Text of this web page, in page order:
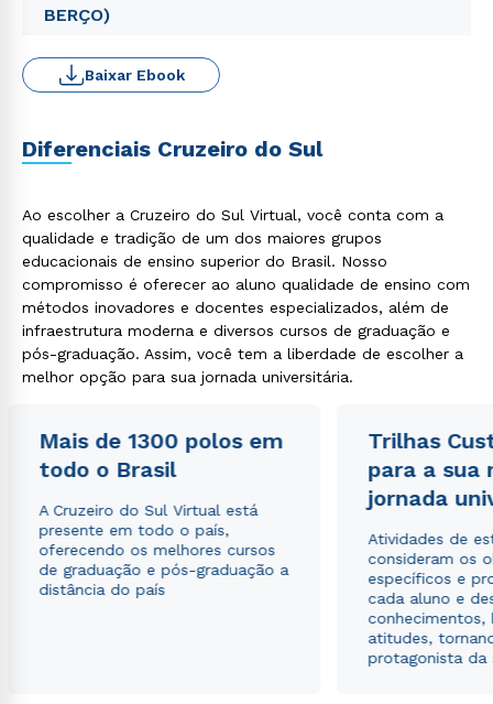
BERÇO)
Baixar Ebook
Diferenciais Cruzeiro do Sul
Ao escolher a Cruzeiro do Sul Virtual, você conta com a
qualidade e tradição de um dos maiores grupos
educacionais de ensino superior do Brasil. Nosso
compromisso é oferecer ao aluno qualidade de ensino com
métodos inovadores e docentes especializados, além de
infraestrutura moderna e diversos cursos de graduação e
pós-graduação. Assim, você tem a liberdade de escolher a
melhor opção para sua jornada universitária.
Mais de 1300 polos em
todo o Brasil
A Cruzeiro do Sul Virtual está
presente em todo o país,
oferecendo os melhores cursos
de graduação e pós-graduação a
distância do país
Trilhas
para a sua
jornada
Atividades de
consideram os
específicos e
cada aluno e
conhecimentos,
atitudes,
protagonista da